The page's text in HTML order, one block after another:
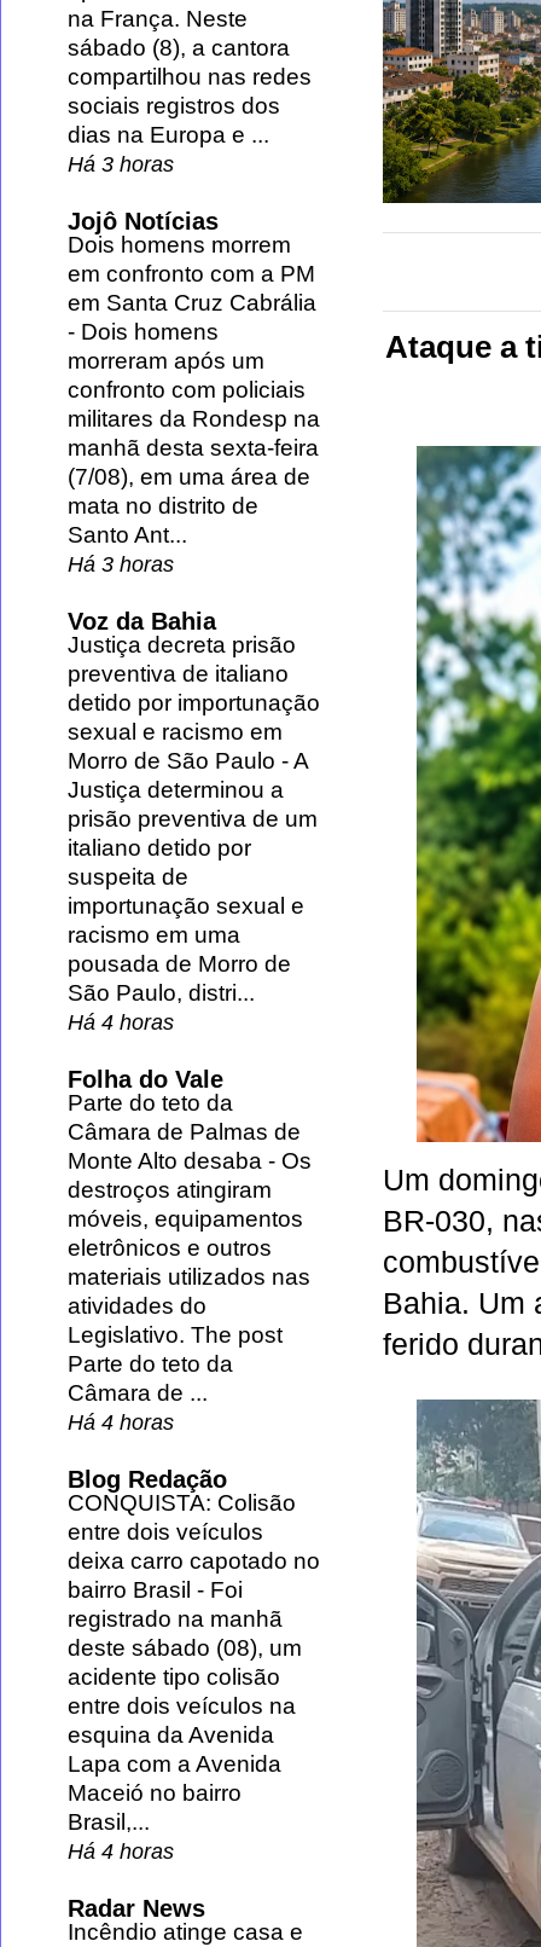
Ataque a
Um
BR-030,
Bahia. Um
ferido
na França. Neste
sábado (8), a cantora
compartilhou nas redes
sociais registros dos
dias na Europa e ...
Há 3 horas
Jojô Notícias
Dois homens morrem
em confronto com a PM
em Santa Cruz Cabrália
- Dois homens
morreram após um
confronto com policiais
militares da Rondesp na
manhã desta sexta-feira
(7/08), em uma área de
mata no distrito de
Santo Ant...
Há 3 horas
Voz da Bahia
Justiça decreta prisão
preventiva de italiano
detido por importunação
sexual e racismo em
Morro de São Paulo -A
Justiça determinou a
prisão preventiva de um
italiano detido por
suspeita de
importunação sexual e
racismo em uma
pousada de Morro de
São Paulo, distri...
Há 4 horas
Folha do Vale
Parte do teto da
Câmara de Palmas de
Monte Alto desaba - Os
destroços atingiram
móveis, equipamentos
eletrônicos e outros
materiais utilizados nas
atividades do
Legislativo. The post
Parte do teto da
Câmara de ...
Há 4 horas
Blog Redação
CONQUISTA: Colisão
entre dois veículos
deixa carro capotado no
bairro Brasil - Foi
registrado na manhã
deste sábado (08), um
acidente tipo colisão
entre dois veículos na
esquina da Avenida
Lapa com a Avenida
Maceió no bairro
Brasil,...
Há 4 horas
Radar News
Incêndio atinge casa e